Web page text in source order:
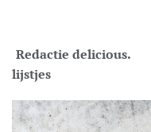
Redactie delicious.
lijstjes